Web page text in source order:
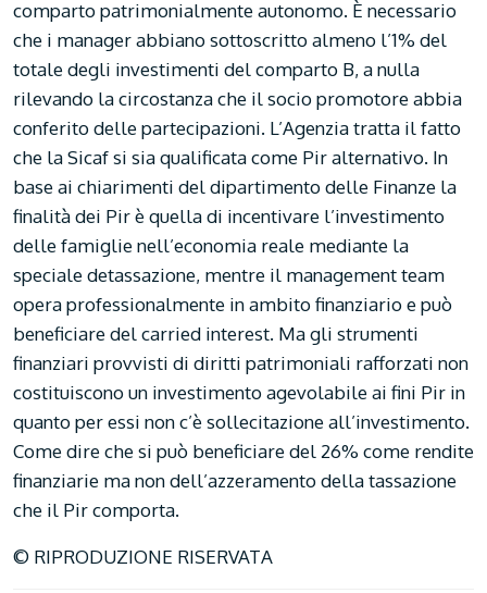
comparto patrimonialmente autonomo. È necessario
che i manager abbiano sottoscritto almeno l’1% del
totale degli investimenti del comparto B, a nulla
rilevando la circostanza che il socio promotore abbia
conferito delle partecipazioni. L’Agenzia tratta il fatto
che la Sicaf si sia qualificata come Pir alternativo. In
base ai chiarimenti del dipartimento delle Finanze la
finalità dei Pir è quella di incentivare l’investimento
delle famiglie nell’economia reale mediante la
speciale detassazione, mentre il management team
opera professionalmente in ambito finanziario e può
beneficiare del carried interest. Ma gli strumenti
finanziari provvisti di diritti patrimoniali rafforzati non
costituiscono un investimento agevolabile ai fini Pir in
quanto per essi non c’è sollecitazione all’investimento.
Come dire che si può beneficiare del 26% come rendite
finanziarie ma non dell’azzeramento della tassazione
che il Pir comporta.
© RIPRODUZIONE RISERVATA